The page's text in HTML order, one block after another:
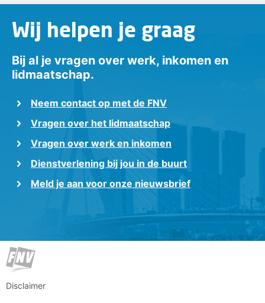
Wij helpen je graag
Bij al je vragen over werk, inkomen en
lidmaatschap.
Neem contact op met de FNV
Vragen over het lidmaatschap
Vragen over werk en inkomen
Dienstverlening bij jou in de buurt
Meld je aan voor onze nieuwsbrief
Disclaimer